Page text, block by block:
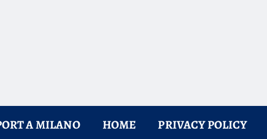
A MILANO HOME PRIVACY POLICY